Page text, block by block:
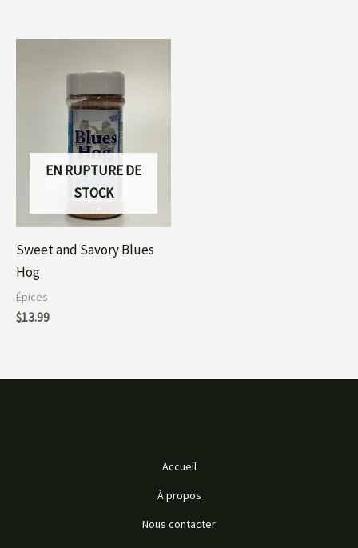
EN RUPTURE DE
STOCK
Sweet and Savory Blues
Hog
Épices
$13.99
Accueil
À propos
Nous contacter